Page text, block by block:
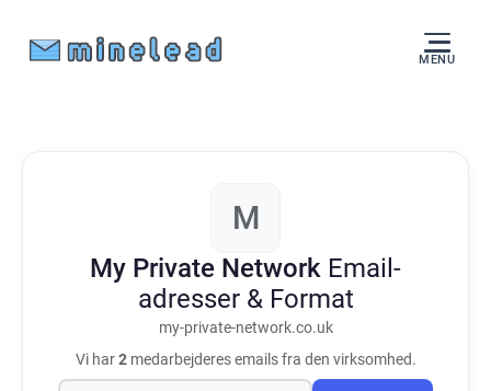
MENU
M
My Private Network Email-
adresser & Format
my-private-network.co.uk
Vi har2medarbejderes emails fra den virksomhed.